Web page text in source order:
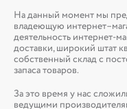
На данный момент мы
владеющую
деятельность интернет-
доставки, широкий штат
собственный склад c
запаса товаров.
За это время у нас
ведущими